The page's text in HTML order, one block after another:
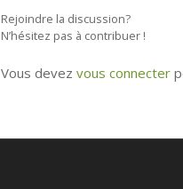
Rejoindre la discussion?
N’hésitez pas à contribuer !
Vous devez vous connecter